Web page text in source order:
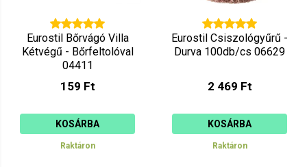
Eurostil Bőrvágó Villa
Kétvégű - Bőrfeltolóval
04411
159 Ft
KOSÁRBA
Raktáron
Eurostil Csiszológyűrű -
Durva 100db/cs 06629
2 469 Ft
KOSÁRBA
Raktáron